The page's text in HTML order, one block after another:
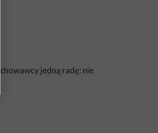
jedną radę: nie